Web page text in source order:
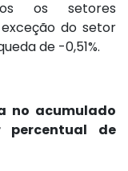
os setores
do setor
de -0,51%.
no acumulado
de